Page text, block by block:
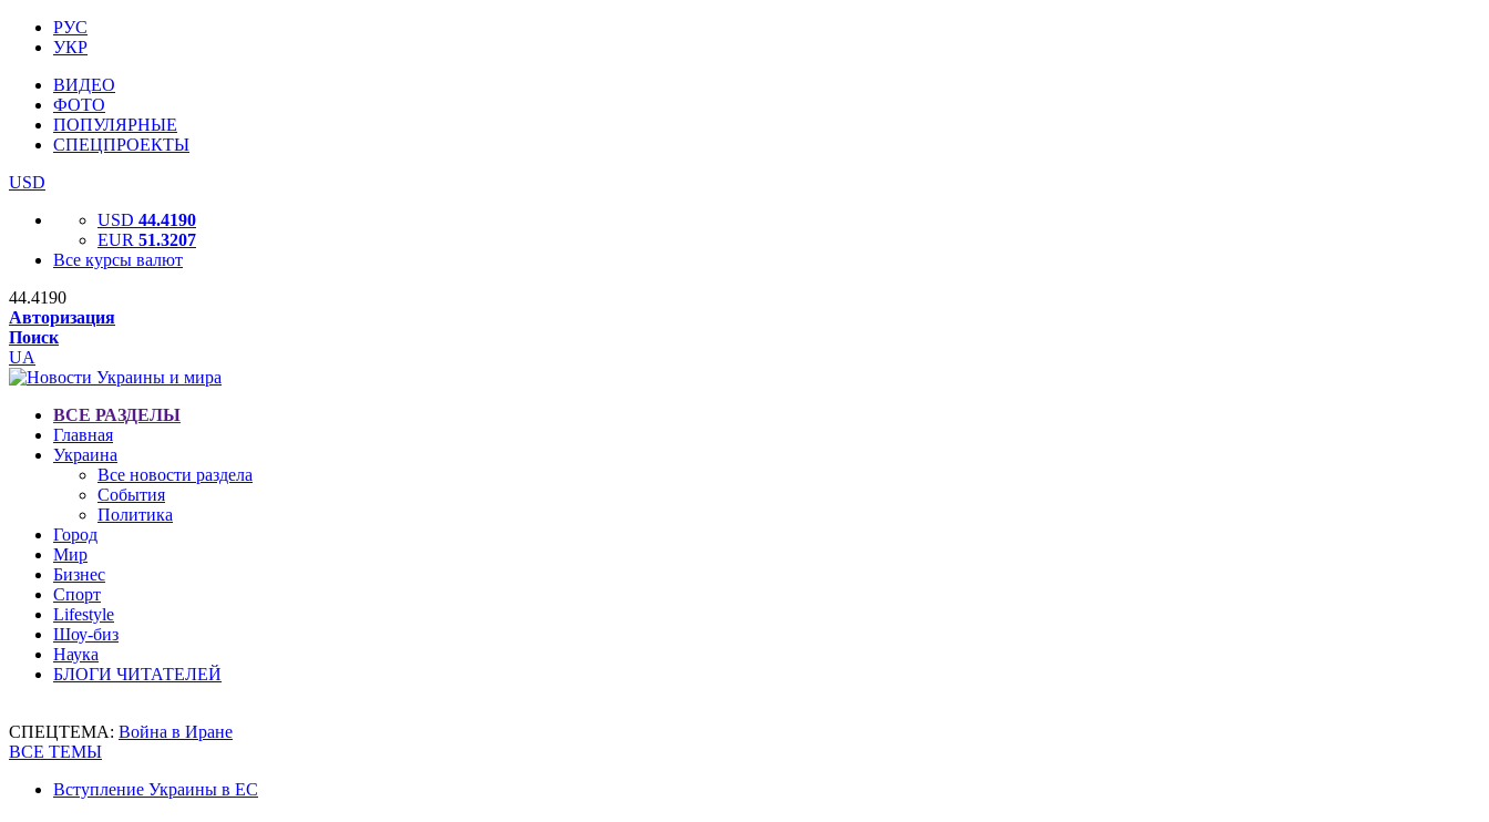
РУС
УКР
ВИДЕО
ФОТО
ПОПУЛЯРНЫЕ
СПЕЦПРОЕКТЫ
USD
USD 44.4190
EUR 51.3207
Все курсы валют
44.4190
Авторизация
Поиск
UA
ВСЕ РАЗДЕЛЫ
Главная
Украина
Все новости раздела
События
Политика
Город
Мир
Бизнес
Спорт
Lifestyle
Шоу-биз
Наука
БЛОГИ ЧИТАТЕЛЕЙ
СПЕЦТЕМА: Война в Иране
ВСЕ ТЕМЫ
Вступление Украины в ЕС